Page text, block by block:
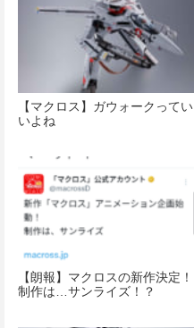
【マクロス】ガウォークってい
いよね
【朗報】マクロスの新作決定！
制作は…サンライズ！？